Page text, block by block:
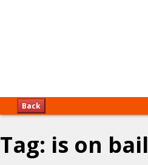
Back
Tag: is on bail